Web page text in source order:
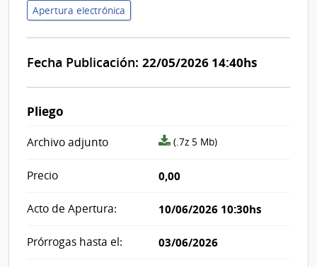
Apertura electrónica
Fecha Publicación: 22/05/2026 14:40hs
Pliego
Archivo adjunto
archivo
(.7z 5 Mb)
Precio 0,00
Acto de Apertura: 10/06/2026 10:30hs
Prórrogas hasta el: 03/06/2026